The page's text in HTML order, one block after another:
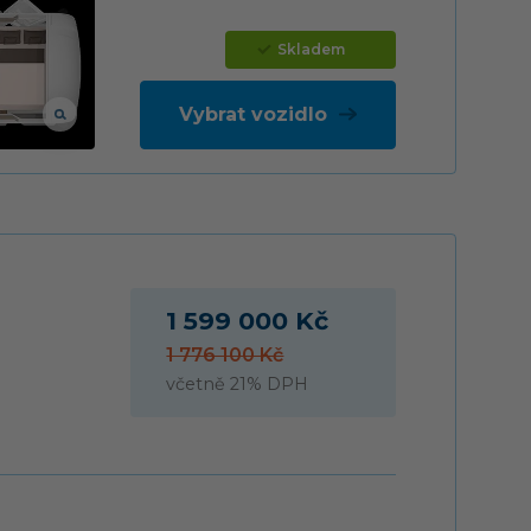
Skladem
Vybrat vozidlo
1 599 000 Kč
1 776 100 Kč
včetně 21% DPH